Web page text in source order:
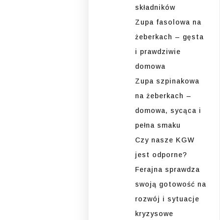
składników
Zupa fasolowa na
żeberkach – gęsta
i prawdziwie
domowa
Zupa szpinakowa
na żeberkach –
domowa, sycąca i
pełna smaku
Czy nasze KGW
jest odporne?
Ferajna sprawdza
swoją gotowość na
rozwój i sytuacje
kryzysowe